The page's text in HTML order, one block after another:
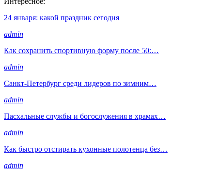
24 января: какой праздник сегодня
admin
Как сохранить спортивную форму после 50:…
admin
Санкт-Петербург среди лидеров по зимним…
admin
Пасхальные службы и богослужения в храмах…
admin
Как быстро отстирать кухонные полотенца без…
admin